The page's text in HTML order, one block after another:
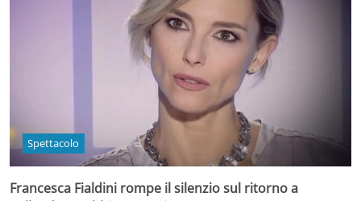
Spettacolo
Francesca Fialdini rompe il silenzio sul ritorno a